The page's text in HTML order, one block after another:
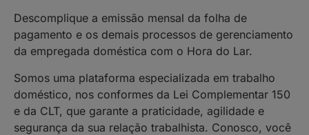
Descomplique a emissão mensal da folha de
pagamento e os demais processos de gerenciamento
da empregada doméstica com o Hora do Lar.
Somos uma plataforma especializada em trabalho
doméstico, nos conformes da Lei Complementar 150
e da CLT, que garante a praticidade, agilidade e
segurança da sua relação trabalhista. Conosco, você